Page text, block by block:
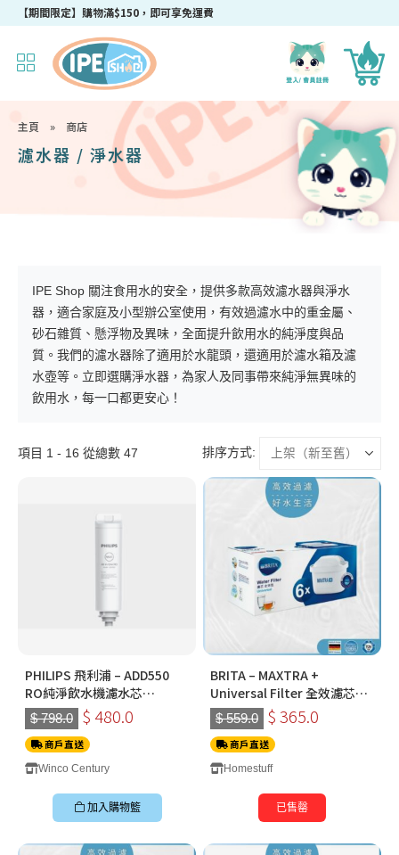
成為IPEshop會員，新會員即可獲得迎新$50購物優惠碼！
主頁 » 商店
濾水器 / 淨水器
IPE Shop 關注食用水的安全，提供多款高效濾水器與淨水
器，適合家庭及小型辦公室使用，有效過濾水中的重金屬、
砂石雜質、懸浮物及異味，全面提升飲用水的純淨度與品
質。我們的濾水器除了適用於水龍頭，還適用於濾水箱及濾
水壺等。立即選購淨水器，為家人及同事帶來純淨無異味的
飲用水，每一口都更安心！
項目 1 - 16 從總數 47 排序方式:
PHILIPS 飛利浦 – ADD550
RO純淨飲水機濾水芯
(ADD6910 / ADD6910DG /
ADD6911L / ADD6915DG 專
用) 香港行貨
$ 798.0 $ 480.0
商戶直送
Winco Century
加入購物籃
BRITA – MAXTRA +
Universal Filter 全效濾芯
(六件裝)
$ 559.0 $ 365.0
商戶直送
Homestuff
已售罄